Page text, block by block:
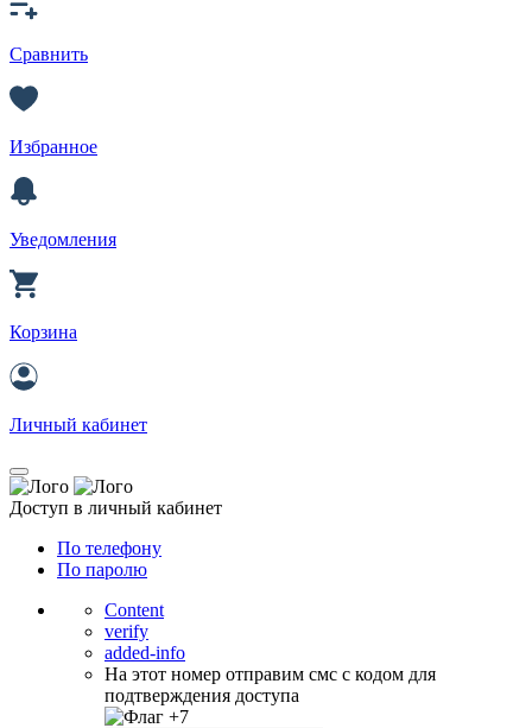
Сравнить
Избранное
Уведомления
Корзина
Личный кабинет
Доступ в личный кабинет
По телефону
По паролю
Content
verify
added-info
На этот номер отправим смс с кодом для
подтверждения доступа
+7